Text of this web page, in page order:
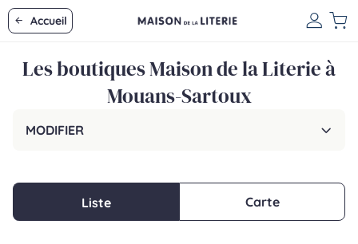
Accueil
Les boutiques Maison de la Literie à
Mouans-Sartoux
MODIFIER
Liste Carte